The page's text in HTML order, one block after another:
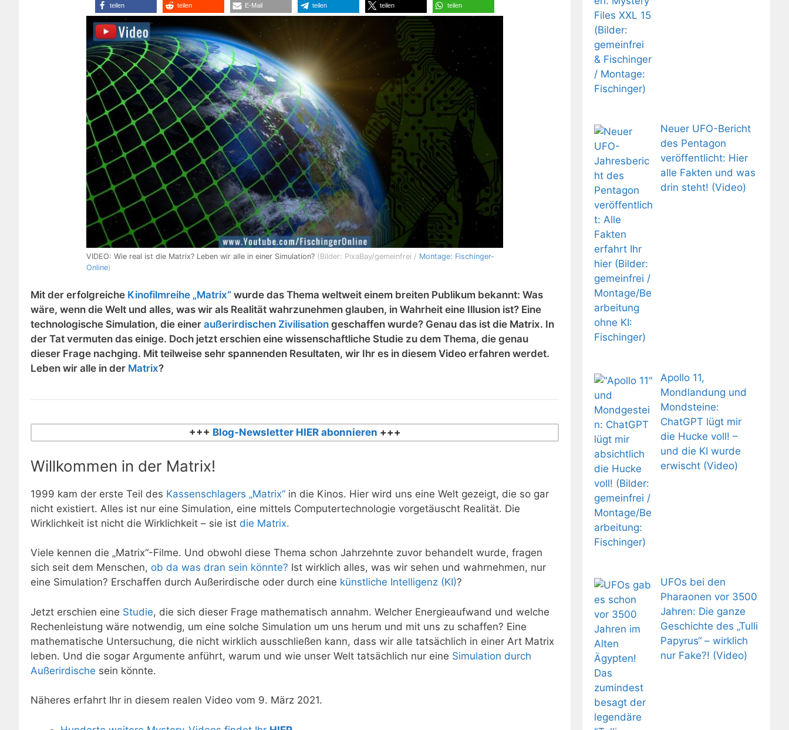
teilen teilen E-Mail teilen teilen teilen
VIDEO: Wie real ist die Matrix? Leben wir alle in einer Simulation? (Bilder: PixaBay/gemeinfrei / Montage: Fischinger-
Online)
Mit der erfolgreiche Kinofilmreihe „Matrix“ wurde das Thema weltweit einem breiten Publikum bekannt: Was
wäre, wenn die Welt und alles, was wir als Realität wahrzunehmen glauben, in Wahrheit eine Illusion ist? Eine
technologische Simulation, die einer außerirdischen Zivilisation geschaffen wurde? Genau das ist die Matrix. In
der Tat vermuten das einige. Doch jetzt erschien eine wissenschaftliche Studie zu dem Thema, die genau
dieser Frage nachging. Mit teilweise sehr spannenden Resultaten, wir Ihr es in diesem Video erfahren werdet.
Leben wir alle in der Matrix?
+++ Blog-Newsletter HIER abonnieren +++
Willkommen in der Matrix!
1999 kam der erste Teil des Kassenschlagers „Matrix“ in die Kinos. Hier wird uns eine Welt gezeigt, die so gar
nicht existiert. Alles ist nur eine Simulation, eine mittels Computertechnologie vorgetäuscht Realität. Die
Wirklichkeit ist nicht die Wirklichkeit – sie ist die Matrix.
Viele kennen die „Matrix“-Filme. Und obwohl diese Thema schon Jahrzehnte zuvor behandelt wurde, fragen
sich seit dem Menschen, ob da was dran sein könnte? Ist wirklich alles, was wir sehen und wahrnehmen, nur
eine Simulation? Erschaffen durch Außerirdische oder durch eine künstliche Intelligenz (KI)?
Jetzt erschien eine Studie, die sich dieser Frage mathematisch annahm. Welcher Energieaufwand und welche
Rechenleistung wäre notwendig, um eine solche Simulation um uns herum und mit uns zu schaffen? Eine
mathematische Untersuchung, die nicht wirklich ausschließen kann, dass wir alle tatsächlich in einer Art Matrix
leben. Und die sogar Argumente anführt, warum und wie unser Welt tatsächlich nur eine Simulation durch
Außerirdische sein könnte.
Näheres erfahrt Ihr in diesem realen Video vom 9. März 2021.
Neuer UFO-Bericht
des Pentagon
veröffentlicht: Hier
alle Fakten und was
drin steht! (Video)
Apollo 11,
Mondlandung und
Mondsteine:
ChatGPT lügt mir
die Hucke voll! –
und die KI wurde
erwischt (Video)
UFOs bei den
Pharaonen vor 3500
Jahren: Die ganze
Geschichte des „Tulli
Papyrus“ – wirklich
nur Fake?! (Video)